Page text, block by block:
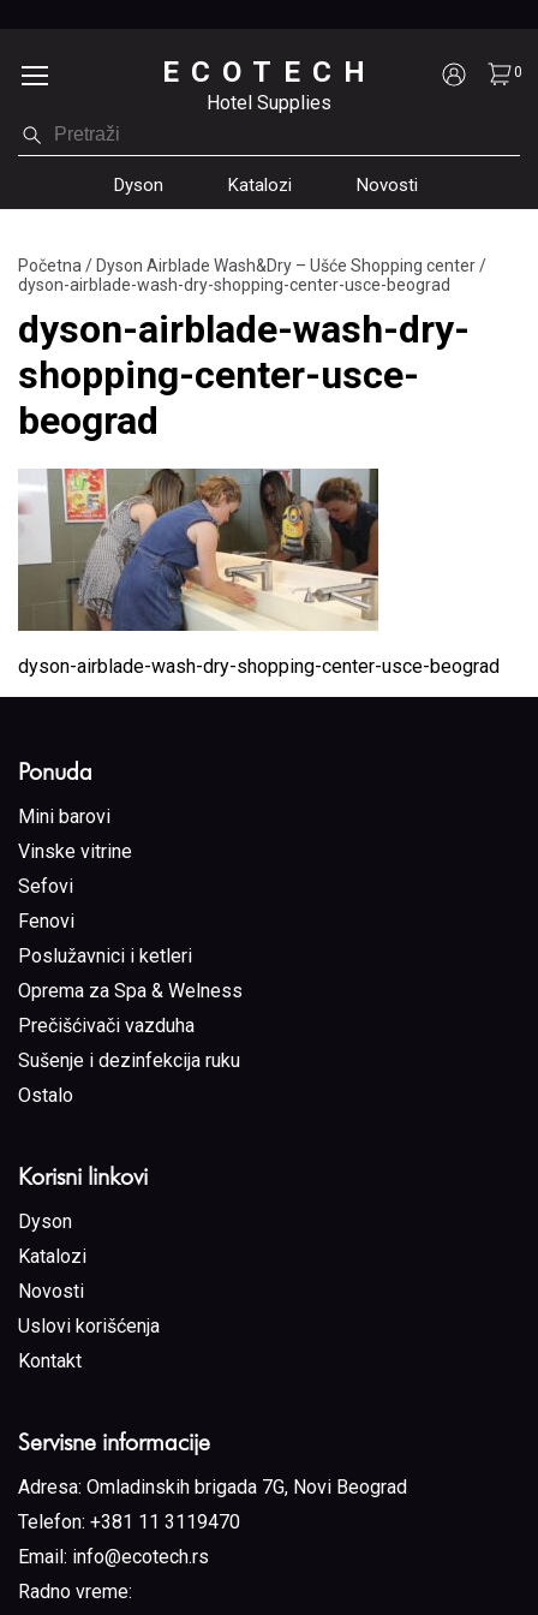
Dyson Katalozi Novosti
ECOTECH
Hotel Supplies
0
Početna /Dyson Airblade Wash&Dry – Ušće Shopping center/
dyson-airblade-wash-dry-shopping-center-usce-beograd
dyson-airblade-wash-dry-
shopping-center-usce-
beograd
dyson-airblade-wash-dry-shopping-center-usce-beograd
Ponuda
Mini barovi
Vinske vitrine
Sefovi
Fenovi
Poslužavnici i ketleri
Oprema za Spa & Welness
Prečišćivači vazduha
Sušenje i dezinfekcija ruku
Ostalo
Korisni linkovi
Dyson
Katalozi
Novosti
Uslovi korišćenja
Kontakt
Servisne informacije
Adresa: Omladinskih brigada 7G, Novi Beograd
Telefon: +381 11 3119470
Email: info@ecotech.rs
Radno vreme: